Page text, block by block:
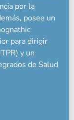
por la
posee un
para dirigir
y un
de Salud